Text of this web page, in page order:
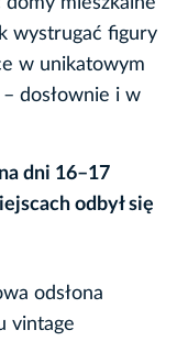
wystrugać figury
w unikatowym
dosłownie i w
dni 16–17
odbył się
odsłona
vintage